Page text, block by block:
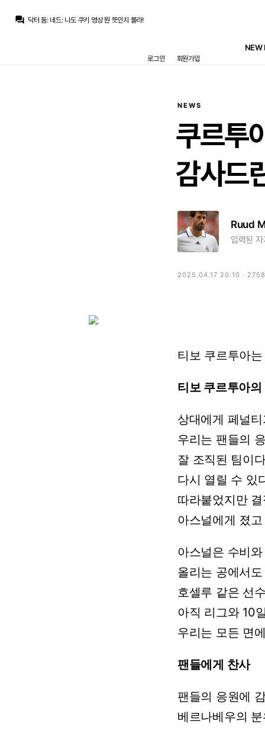
question_answer 닥터 둠: 네드: 나도 쿠키 영상 뭔 뜻인지 몰라!
NEW
로그인 회원가입
NEWS
쿠르투
감사드
Ruud
입력된
2025.04.17 20:10 ·
티보 쿠르투아는
티보 쿠르투아의
상대에게 페널
우리는 팬들의
잘 조직된 팀이
다시 열릴 수 있
따라붙었지만
아스널에게 졌고
아스널은 수비와
올리는 공에서도
호셀루 같은 선
아직 리그와 10
우리는 모든 면
팬들에게 찬사
팬들의 응원에
베르나베우의